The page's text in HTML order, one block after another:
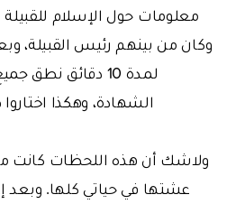
معلومات حول الإسلام للقبيلة
وكان من بينهم رئيس القبيلة،
لمدة 10 دقائق
الشهادة، وهكذا
ولاشك أن هذه اللحظات كانت
عشتها في حياتي كلها. وبعد